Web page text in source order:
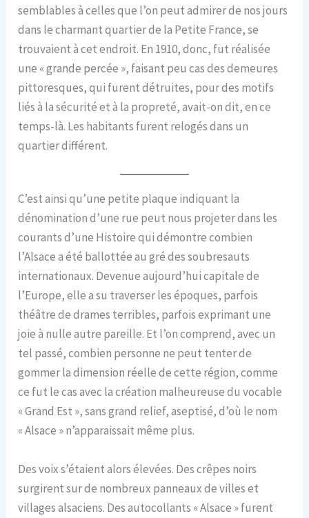
semblables à celles que l’on peut admirer de nos jours
dans le charmant quartier de la Petite France, se
trouvaient à cet endroit. En 1910, donc, fut réalisée
une « grande percée », faisant peu cas des demeures
pittoresques, qui furent détruites, pour des motifs
liés à la sécurité et à la propreté, avait-on dit, en ce
temps-là. Les habitants furent relogés dans un
quartier différent.
C’est ainsi qu’une petite plaque indiquant la
dénomination d’une rue peut nous projeter dans les
courants d’une Histoire qui démontre combien
l’Alsace a été ballottée au gré des soubresauts
internationaux. Devenue aujourd’hui capitale de
l’Europe, elle a su traverser les époques, parfois
théâtre de drames terribles, parfois exprimant une
joie à nulle autre pareille. Et l’on comprend, avec un
tel passé, combien personne ne peut tenter de
gommer la dimension réelle de cette région, comme
ce fut le cas avec la création malheureuse du vocable
« Grand Est », sans grand relief, aseptisé, d’où le nom
« Alsace » n’apparaissait même plus.
Des voix s’étaient alors élevées. Des crêpes noirs
surgirent sur de nombreux panneaux de villes et
villages alsaciens. Des autocollants « Alsace » furent